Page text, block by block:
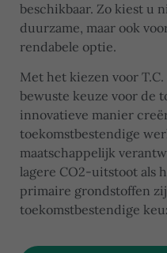
beschikbaar. Zo kiest u
duurzame, maar ook
rendabele optie.
Met het kiezen voor T.C.
bewuste keuze voor de
innovatieve manier
toekomstbestendige
maatschappelijk
lagere CO2-uitstoot als
primaire grondstoffen
toekomstbestendige